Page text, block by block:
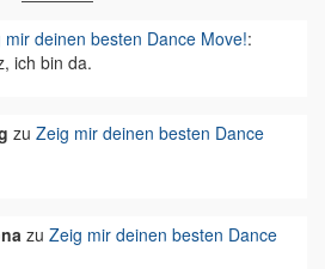
mir deinen besten Dance Move!:
ich bin da.
zu Zeig mir deinen besten Dance
zu Zeig mir deinen besten Dance